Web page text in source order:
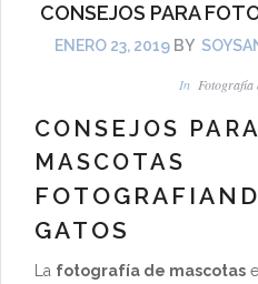
CONSEJOS PARA
ENERO 23, 2019 BY
In Fotografía
CONSEJOS
MASCOTAS
GATOS
La fotografía de mascotas